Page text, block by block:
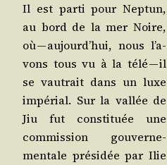
Il est par­ti pour Nep­tun,
au bord de la mer Noire,
où — aujourd’­hui, nous l’a­
vons tous vu à la télé — il
se vau­trait dans un luxe
impé­rial. Sur la val­lée de
Jiu fut consti­tuée une
com­mis­sion gou­ver­ne­
men­tale pré­si­dée par Ilie